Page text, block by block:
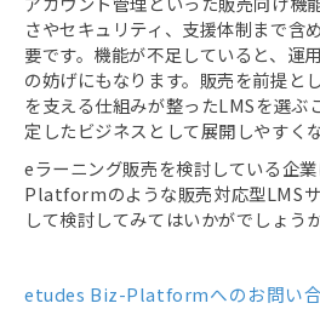
さやセキュリティ、支援体制まで含
要です。機能が不足していると、運
の妨げにもなります。販売を前提と
を支える仕組みが整ったLMSを選ぶ
定したビジネスとして展開しやすく
eラーニング販売を検討している企
Platformのような販売対応型LMS
して検討してみてはいかがでしょうか
etudes Biz-Platformへのお問い